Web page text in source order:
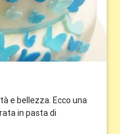
e bellezza. Ecco una
in pasta di